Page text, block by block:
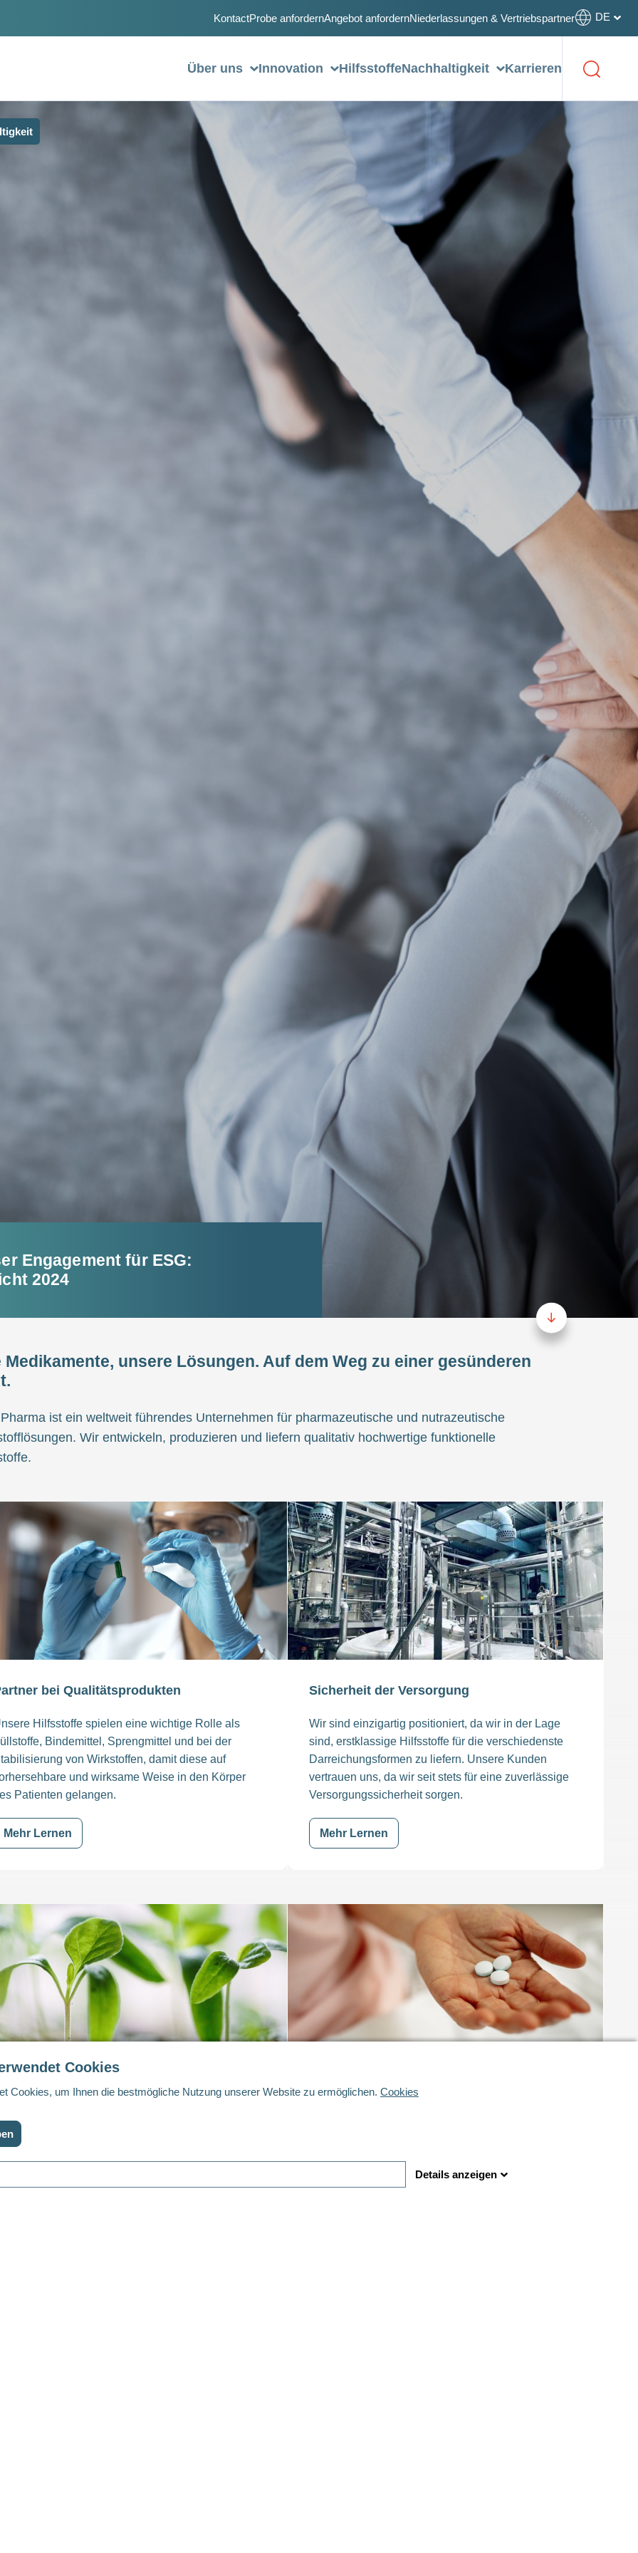
Cookies
Cookies, um Ihnen die bestmögliche Nutzung unserer Website zu ermöglichen. Cookies
Details anzeigen
KontactProbe anfordernAngebot anfordernNiederlassungen & Vertriebspartner DE
Über uns Innovation HilfsstoffeNachhaltigkeit Karrieren
Engagement für ESG:
2024
Medikamente, unsere Lösungen. Auf dem Weg zu einer gesünderen
ist ein weltweit führendes Unternehmen für pharmazeutische und nutrazeutische
Wir entwickeln, produzieren und liefern qualitativ hochwertige funktionelle
bei Qualitätsprodukten
Hilfsstoffe spielen eine wichtige Rolle als
Bindemittel, Sprengmittel und bei der
von Wirkstoffen, damit diese auf
und wirksame Weise in den Körper
Patienten gelangen.
Mehr Lernen
Sicherheit der Versorgung
Wir sind einzigartig positioniert, da wir in der Lage
sind, erstklassige Hilfsstoffe für die verschiedenste
Darreichungsformen zu liefern. Unsere Kunden
vertrauen uns, da wir seit stets für eine zuverlässige
Versorgungssicherheit sorgen.
Mehr Lernen
Engagement
ganzheitliche Sichtweise der Nachhaltigkeit
das Abwägen der drei Hauptsäulen Umwelt,
und Governance (ESG).
Unser Portfolio
COVID-19-Impfstoffe und -Behandlungen.